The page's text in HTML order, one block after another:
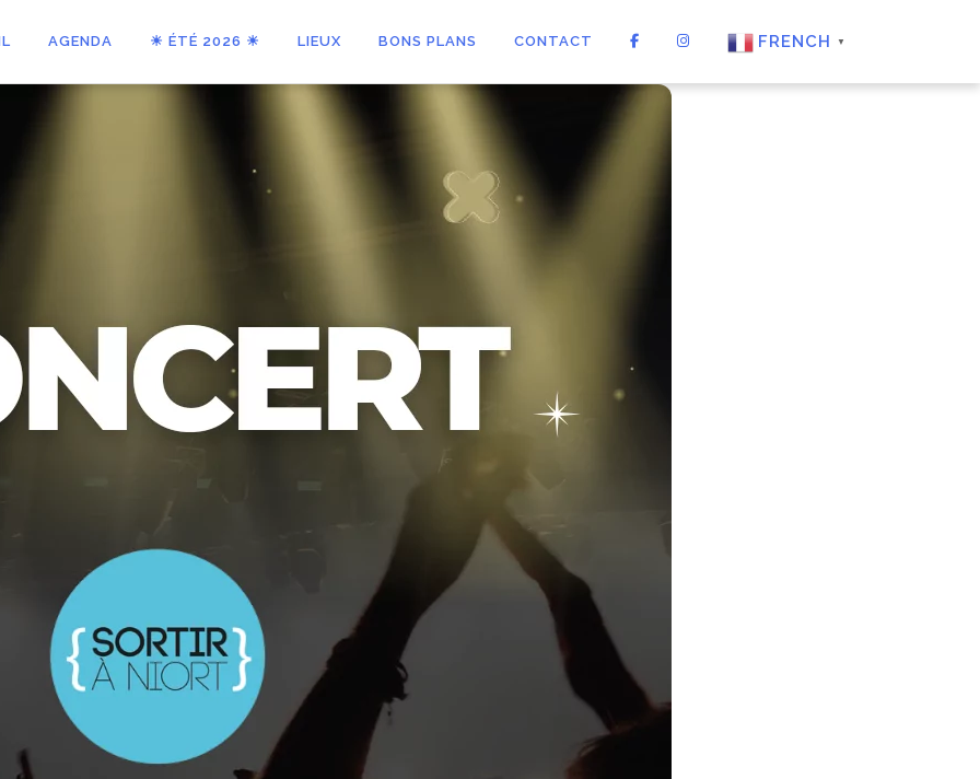
AGENDA ☀ ÉTÉ 2026 ☀ LIEUX BONS PLANS CONTACT FRENCH ▼